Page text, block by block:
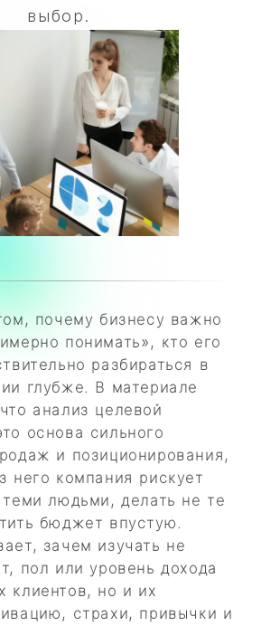
выбор.
почему бизнесу важно
понимать», кто его
разбираться в
глубже. В материале
анализ целевой
основа сильного
и позиционирования,
него компания рискует
теми людьми, делать не те
бюджет впустую.
зачем изучать не
пол или уровень дохода
клиентов, но и их
страхи, привычки и